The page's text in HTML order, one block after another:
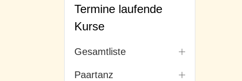
Termine laufende
Kurse
Gesamtliste
Paartanz